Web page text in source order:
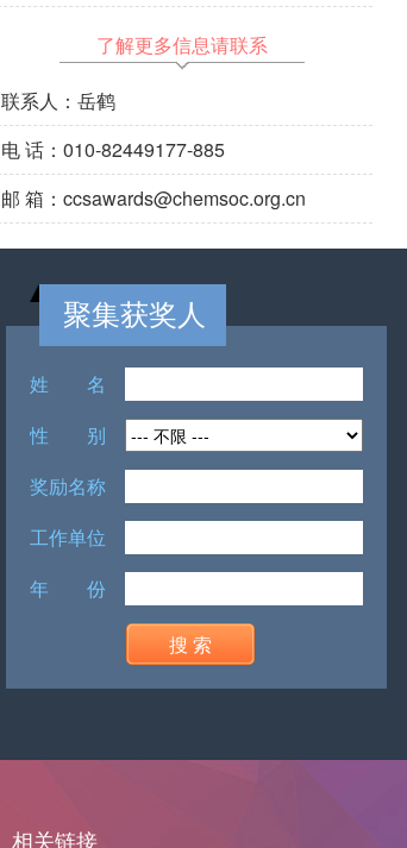
了解更多信息请联系
联系人：岳鹤
电 话：010-82449177-885
邮 箱：ccsawards@chemsoc.org.cn
2014年度中国化学会青年化学奖
获奖人 陈超
清华大学
南京
姓 名
性 别
奖励名称
工作单位
年 份
搜 索
聚集获奖人
相关链接